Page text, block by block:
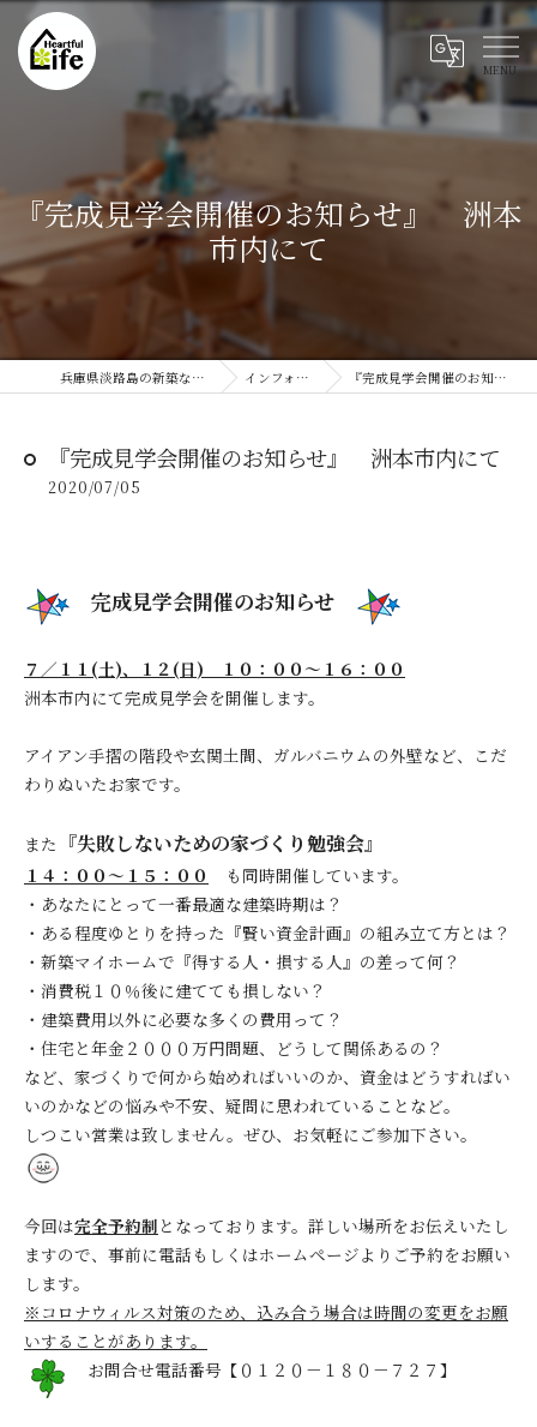
『完成見学会開催のお知らせ』 洲本
市内にて
兵庫県淡路島の新築ならハートフルライフ インフォメーション 『完成見学会開催のお知らせ』 洲本市内にて
『完成見学会開催のお知らせ』 洲本市内にて
2020/07/05
完成見学会開催のお知らせ
７／１１(土)、１２(日) １０：００～１６：００
洲本市内にて完成見学会を開催します。
アイアン手摺の階段や玄関土間、ガルバニウムの外壁など、こだ
わりぬいたお家です。
また 『失敗しないための家づくり勉強会』
１４：００～１５：００
も同時開催しています。
・あなたにとって一番最適な建築時期は？
・ある程度ゆとりを持った『賢い資金計画』の組み立て方とは？
・新築マイホームで『得する人・損する人』の差って何？
・消費税１０％後に建てても損しない？
・建築費用以外に必要な多くの費用って？
・住宅と年金２０００万円問題、どうして関係あるの？
など、家づくりで何から始めればいいのか、資金はどうすればい
いのかなどの悩みや不安、疑問に思われていることなど。
しつこい営業は致しません。ぜひ、お気軽にご参加下さい。
今回は完全予約制 となっております。詳しい場所をお伝えいたし
ますので、事前に電話もしくはホームページよりご予約をお願い
します。
※コロナウィルス対策のため、込み合う場合は時間の変更をお願
いすることがあります。
お問合せ電話番号【０１２０－１８０－７２７】